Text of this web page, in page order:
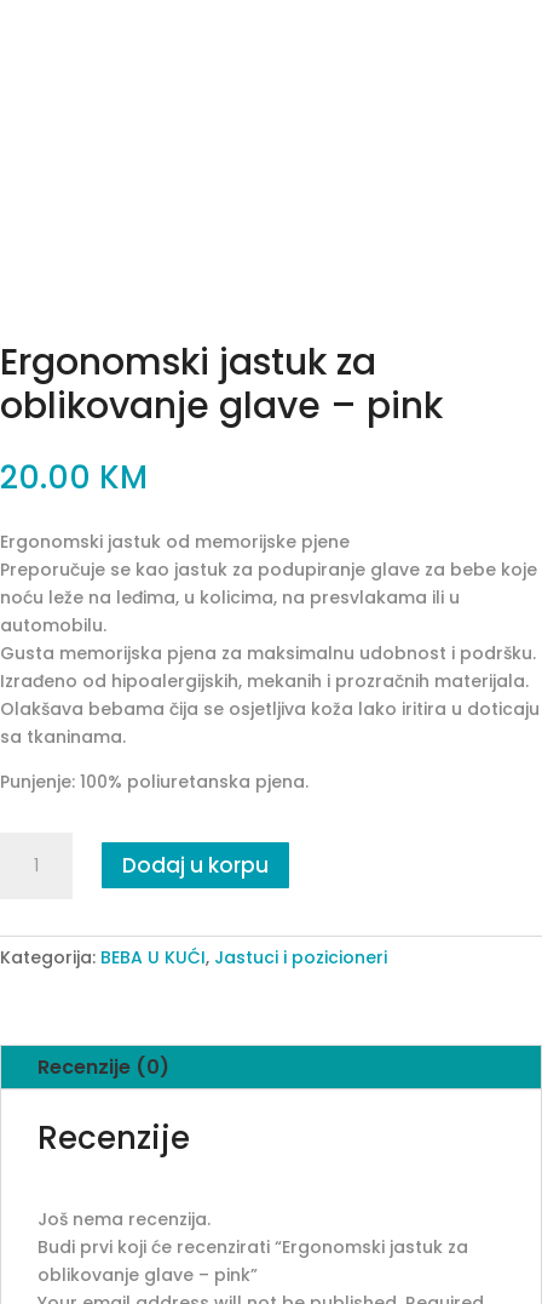
Ergonomski jastuk za
oblikovanje glave – pink
20.00 KM
Ergonomski jastuk od memorijske pjene
Preporučuje se kao jastuk za podupiranje glave za bebe koje
noću leže na leđima, u kolicima, na presvlakama ili u
automobilu.
Gusta memorijska pjena za maksimalnu udobnost i podršku.
Izrađeno od hipoalergijskih, mekanih i prozračnih materijala.
Olakšava bebama čija se osjetljiva koža lako iritira u doticaju
sa tkaninama.
Punjenje: 100% poliuretanska pjena.
jastuk
glave
quantity
Dodaj u korpu
Kategorija: BEBA U KUĆI, Jastuci i pozicioneri
Recenzije (0)
Recenzije
Još nema recenzija.
Budi prvi koji će recenzirati “Ergonomski jastuk za
oblikovanje glave – pink”